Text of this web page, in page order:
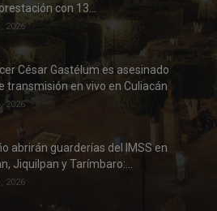
con 13...
2026
César Gastélum es asesinado
transmisión en vivo en Culiacán
2026
abrirán guarderías del IMSS en
Jiquilpan y Tarímbaro:...
2026